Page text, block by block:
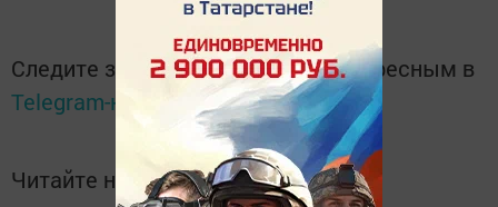
Следите за самым важным и интересным в
Telegram-канале
Татмедиа
Читайте новости Татарстана в